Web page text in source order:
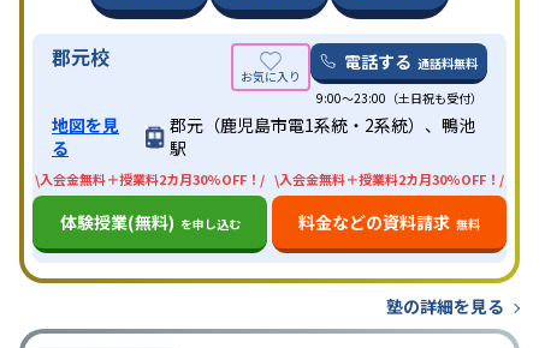
郡元校 電話する 通話料無料
9:00～23:00（土日祝も受付）
地図を見
る
郡元（鹿児島市電1系統・2系統）、鴨池
駅
\入会金無料＋授業料2カ月30%OFF！/
体験授業(無料) を申し込む
\入会金無料＋授業料2カ月30%OFF！/
料金などの資料請求 無料
塾の詳細を見る